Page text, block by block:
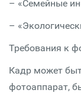
– «Семейные
–
Требования к
Кадр может
фотоаппарат,